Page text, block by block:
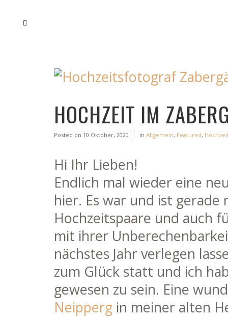
HOCHZEIT IM
Posted on 10 Oktober, 2020 in Allgemein, Featured,
Hi Ihr Lieben!
Endlich mal wieder eine
hier. Es war und ist gerade
Hochzeitspaare und auch
mit ihrer
nächstes Jahr verlegen
zum Glück statt und ich
gewesen zu sein. Eine
Neipperg in meiner alten